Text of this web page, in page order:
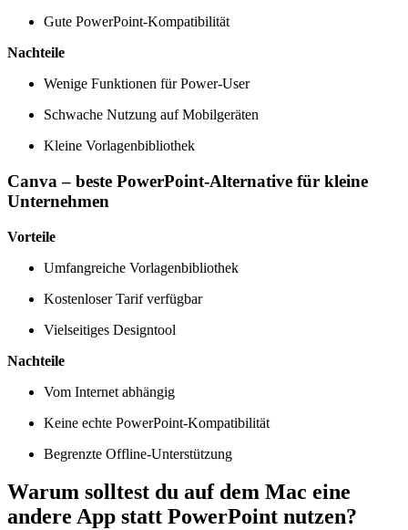
Gute PowerPoint-Kompatibilität
Nachteile
Wenige Funktionen für Power-User
Schwache Nutzung auf Mobilgeräten
Kleine Vorlagenbibliothek
Canva – beste PowerPoint-Alternative für kleine
Unternehmen
Vorteile
Umfangreiche Vorlagenbibliothek
Kostenloser Tarif verfügbar
Vielseitiges Designtool
Nachteile
Vom Internet abhängig
Keine echte PowerPoint-Kompatibilität
Begrenzte Offline-Unterstützung
Warum solltest du auf dem Mac eine
andere App statt PowerPoint nutzen?